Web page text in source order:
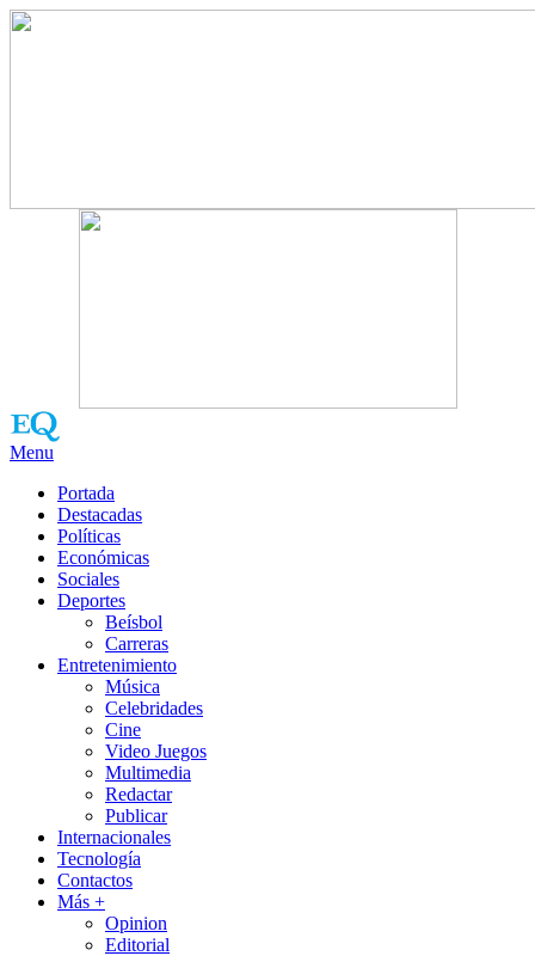
Menu
Portada
Destacadas
Políticas
Económicas
Sociales
Deportes
Beísbol
Carreras
Entretenimiento
Música
Celebridades
Cine
Video Juegos
Multimedia
Redactar
Publicar
Internacionales
Tecnología
Contactos
Más +
Opinion
Editorial